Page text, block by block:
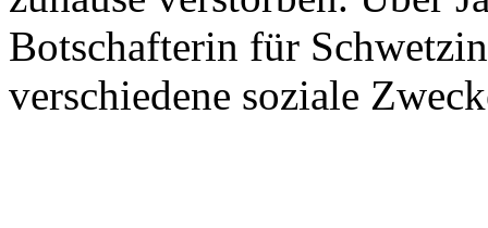
Botschafterin für
verschiedene soziale